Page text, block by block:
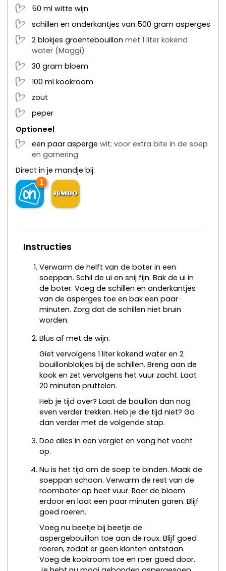
50 ml witte wijn
schillen en onderkantjes van 500 gram asperges
2 blokjes groentebouillon met 1 liter kokend
water (Maggi)
30 gram bloem
100 ml kookroom
zout
peper
Optioneel
een paar asperge wit; voor extra bite in de soep
en garnering
Direct in je mandje bij:
1
Instructies
Verwarm de helft van de boter in een
soeppan. Schil de ui en snij fijn. Bak de ui in
de boter. Voeg de schillen en onderkantjes
van de asperges toe en bak een paar
minuten. Zorg dat de schillen niet bruin
worden.
Blus af met de wijn.
Giet vervolgens 1 liter kokend water en 2
bouillonblokjes bij de schillen. Breng aan de
kook en zet vervolgens het vuur zacht. Laat
20 minuten pruttelen.
Heb je tijd over? Laat de bouillon dan nog
even verder trekken. Heb je die tijd niet? Ga
dan verder met de volgende stap.
Doe alles in een vergiet en vang het vocht
op.
Nu is het tijd om de soep te binden. Maak de
soeppan schoon. Verwarm de rest van de
roomboter op heet vuur. Roer de bloem
erdoor en laat een paar minuten garen. Blijf
goed roeren.
Voeg nu beetje bij beetje de
aspergebouillon toe aan de roux. Blijf goed
roeren, zodat er geen klonten ontstaan.
Voeg de kookroom toe en roer goed door.